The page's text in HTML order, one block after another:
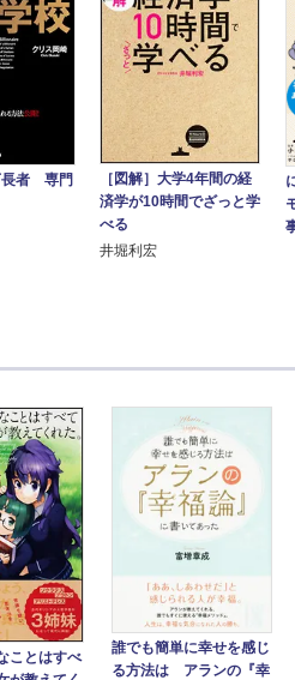
長者 専門
［図解］大学4年間の経
済学が10時間でざっと学
べる
井堀利宏
ことはすべ
誰でも簡単に幸せを感じ
る方法は アランの『幸